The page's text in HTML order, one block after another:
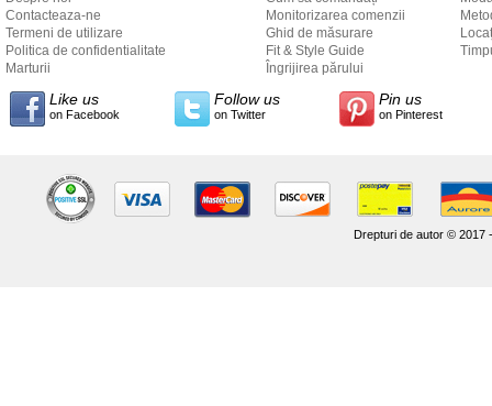
Contacteaza-ne
Termeni de utilizare
Politica de confidentialitate
Marturii
Monitorizarea comenzii
Ghid de măsurare
Fit & Style Guide
Îngrijirea părului
către
Like us
on Facebook
Follow us
on Twitter
Pin us
on Pinterest
Drepturi de autor © 2017